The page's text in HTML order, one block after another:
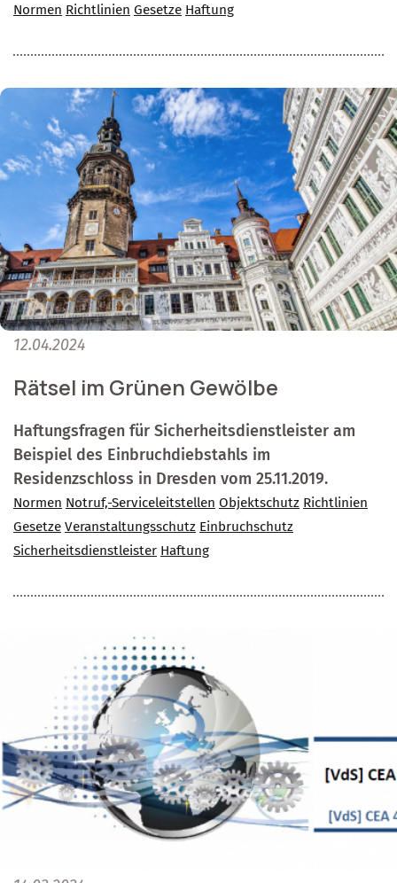
Normen Richtlinien Gesetze Haftung
12.04.2024
Rätsel im Grünen Gewölbe
Haftungsfragen für Sicherheitsdienstleister am
Beispiel des Einbruchdiebstahls im
Residenzschloss in Dresden vom 25.11.2019.
Normen Notruf,-Serviceleitstellen Objektschutz Richtlinien
Gesetze Veranstaltungsschutz Einbruchschutz
Sicherheitsdienstleister Haftung